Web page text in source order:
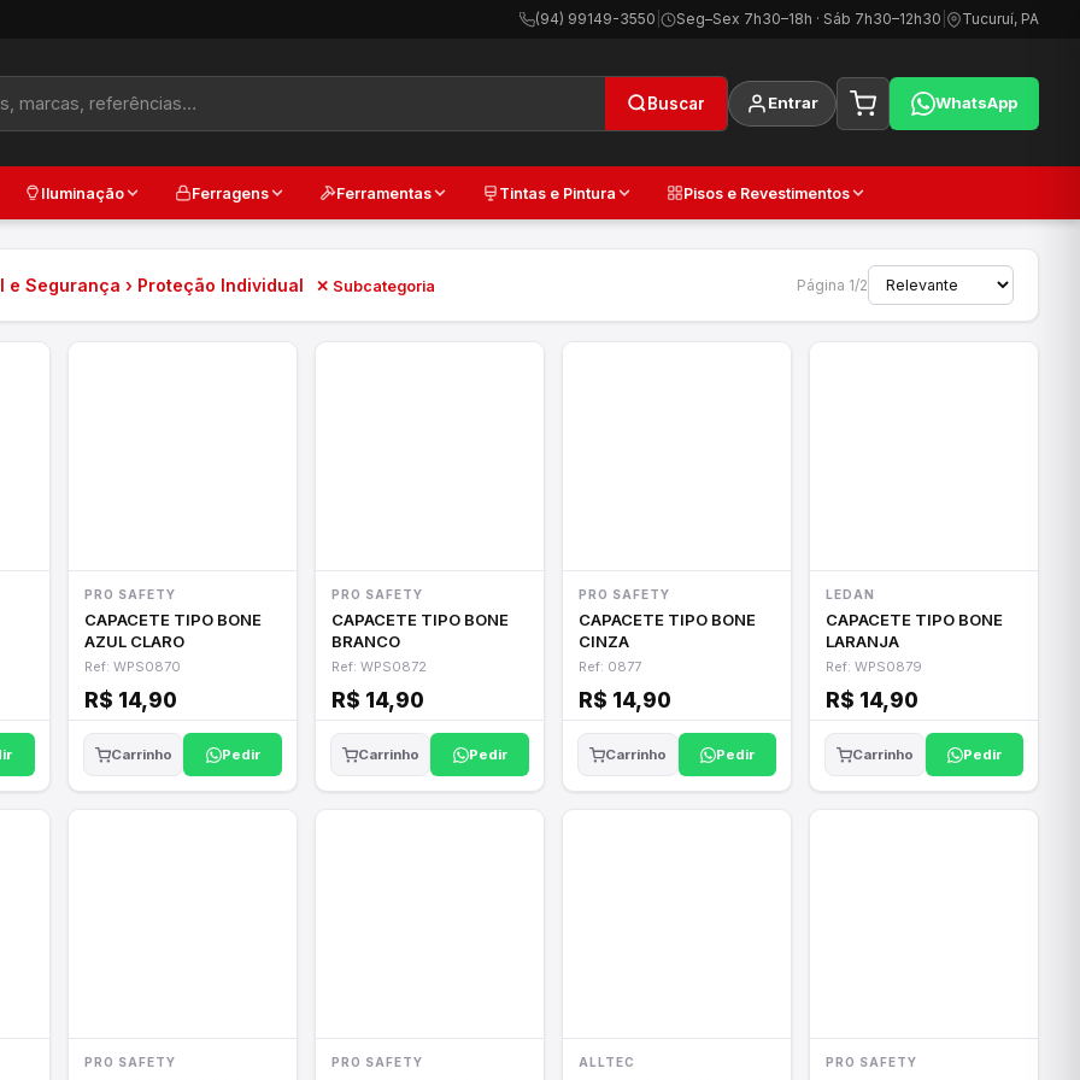
(94) 99149-3550 | Seg–Sex 7h30–18h · Sáb 7h30–12h30 Tucuruí, PA
Buscar Entrar WhatsApp
Iluminação Ferragens Ferramentas Tintas e Pintura Pisos e Revestimentos
e Segurança › Proteção Individual ✕ Subcategoria Página 1/2
PRO SAFETY
CAPACETE TIPO BONE
AZUL CLARO
Ref: WPS0870
R$ 14,90
Carrinho Pedir
PRO SAFETY
CAPACETE TIPO BONE
BRANCO
Ref: WPS0872
R$ 14,90
Carrinho Pedir
PRO SAFETY
CAPACETE TIPO BONE
CINZA
Ref: 0877
R$ 14,90
Carrinho Pedir
LEDAN
CAPACETE TIPO BONE
LARANJA
Ref: WPS0879
R$ 14,90
Carrinho Pedir
PRO SAFETY PRO SAFETY ALLTEC PRO SAFETY